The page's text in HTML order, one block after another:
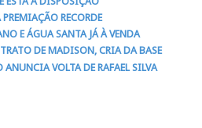
RECORDE
E ÁGUA SANTA JÁ À VENDA
DE MADISON, CRIA DA BASE
VOLTA DE RAFAEL SILVA